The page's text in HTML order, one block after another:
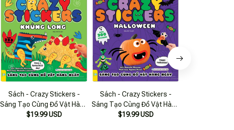
Sách - Crazy Stickers -
Sáng Tạo Cùng Đồ Vật Hàng
Ngày (Hơn 300 Stickers) -
$19.99 USD
Sách - Crazy Stickers -
Sáng Tạo Cùng Đồ Vật Hàng
Ngày (Hơn 300 Stickers) -
$19.99 USD